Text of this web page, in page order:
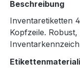
Beschreibung
Inventaretiketten
Kopfzeile.